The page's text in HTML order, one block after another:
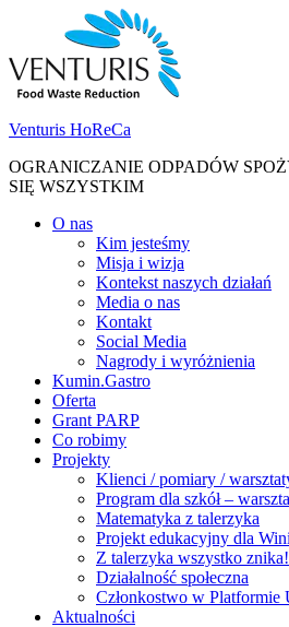
navigation
content
Venturis HoReCa
OGRANICZANIE ODPADÓW
SIĘ WSZYSTKIM
Toggle
navigation
O nas
Kim jesteśmy
Misja i wizja
Kontekst naszych działań
Media o nas
Kontakt
Social Media
Nagrody i wyróżnienia
Kumin.Gastro
Oferta
Grant PARP
Co robimy
Projekty
Klienci / pomiary /
Program dla szkół –
Matematyka z talerzyka
Projekt edukacyjny dla
Z talerzyka wszystko znika!
Działalność społeczna
Członkostwo w Platformie
Aktualności